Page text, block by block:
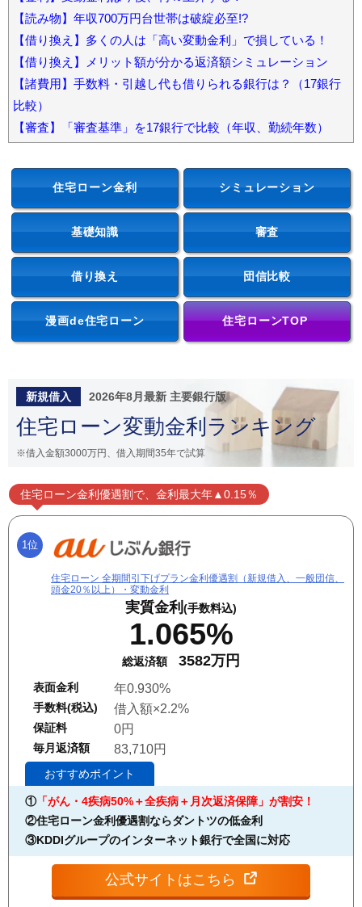
【読み物】年収700万円台世帯は破綻必至!?
【借り換え】多くの人は「高い変動金利」で損している！
【借り換え】メリット額が分かる返済額シミュレーション
【諸費用】手数料・引越し代も借りられる銀行は？（17銀行
比較）
【審査】「審査基準」を17銀行で比較（年収、勤続年数）
住宅ローン金利 シミュレーション
基礎知識 審査
借り換え 団信比較
漫画de住宅ローン 住宅ローンTOP
新規借入 2026年8月最新 主要銀行版
住宅ローン変動金利ランキング
※借入金額3000万円、借入期間35年で試算
住宅ローン金利優遇割で、金利最大年▲0.15％
1位
住宅ローン 全期間引下げプラン金利優遇割（新規借入、一般団信、
頭金20％以上）・変動金利
実質金利 (手数料込)
1.065%
総返済額 3582万円
表面金利 年0.930%
手数料(税込) 借入額×2.2%
保証料 0円
毎月返済額 83,710円
おすすめポイント
①「がん・4疾病50%＋全疾病＋月次返済保障」が割安！
②住宅ローン金利優遇割ならダントツの低金利
③KDDIグループのインターネット銀行で全国に対応
公式サイトはこちら